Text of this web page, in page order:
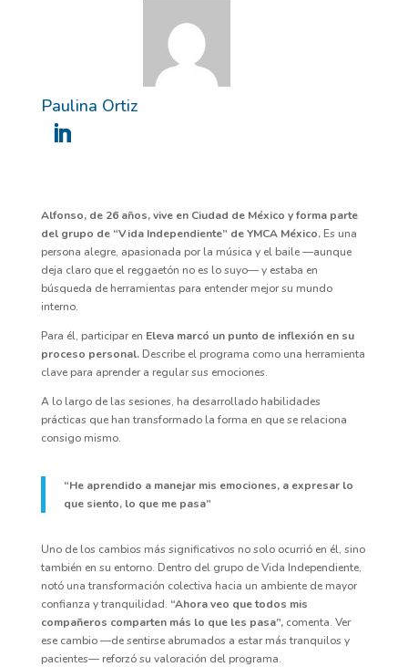
Paulina Ortiz
Alfonso, de 26 años, vive en Ciudad de México y forma parte
del grupo de “Vida Independiente” de YMCA México.Es una
persona alegre, apasionada por la música y el baile —aunque
deja claro que el reggaetón no es lo suyo— y estaba en
búsqueda de herramientas para entender mejor su mundo
interno.
Para él, participar en Eleva marcó un punto de inflexión en su
proceso personal.Describe el programa como una herramienta
clave para aprender a regular sus emociones.
A lo largo de las sesiones, ha desarrollado habilidades
prácticas que han transformado la forma en que se relaciona
consigo mismo.
“He aprendido a manejar mis emociones, a expresar lo
que siento, lo que me pasa”
Uno de los cambios más significativos no solo ocurrió en él, sino
también en su entorno. Dentro del grupo de Vida Independiente,
notó una transformación colectiva hacia un ambiente de mayor
confianza y tranquilidad. “Ahora veo que todos mis
compañeros comparten más lo que les pasa”,comenta. Ver
ese cambio —de sentirse abrumados a estar más tranquilos y
pacientes— reforzó su valoración del programa.